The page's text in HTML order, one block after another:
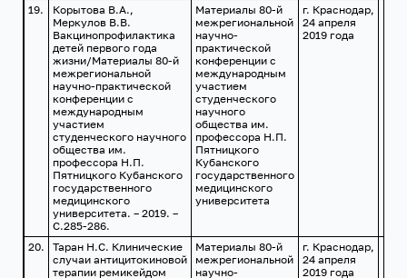
19.
Корытова В.А.,
Меркулов В.В.
Вакцинопрофилактика
детей первого года
жизни/Материалы 80-й
межрегиональной
научно-практической
конференции с
международным
участием
студенческого научного
общества им.
профессора Н.П.
Пятницкого Кубанского
государственного
медицинского
университета. – 2019. –
С.285-286.
Материалы 80-й
межрегиональной
научно-
практической
конференции с
международным
участием
студенческого
научного
общества им.
профессора Н.П.
Пятницкого
Кубанского
государственного
медицинского
университета
г. Краснодар,
24 апреля
2019 года
20.
Таран Н.С. Клинические
случаи антицитокиновой
терапии ремикейдом
Материалы 80-й
межрегиональной
научно-
г. Краснодар,
24 апреля
2019 года